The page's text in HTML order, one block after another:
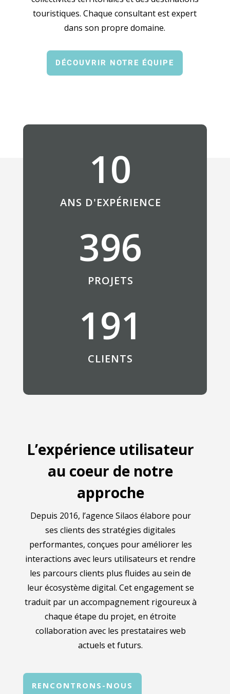
touristiques. Chaque consultant est expert
dans son propre domaine.
DÉCOUVRIR NOTRE ÉQUIPE
10
ANS D'EXPÉRIENCE
396
PROJETS
191
CLIENTS
L’expérience utilisateur
au coeur de notre
approche
Depuis 2016, l’agence Silaos élabore pour
ses clients des stratégies digitales
performantes, conçues pour améliorer les
interactions avec leurs utilisateurs et rendre
les parcours clients plus fluides au sein de
leur écosystème digital. Cet engagement se
traduit par un accompagnement rigoureux à
chaque étape du projet, en étroite
collaboration avec les prestataires web
actuels et futurs.
RENCONTRONS-NOUS